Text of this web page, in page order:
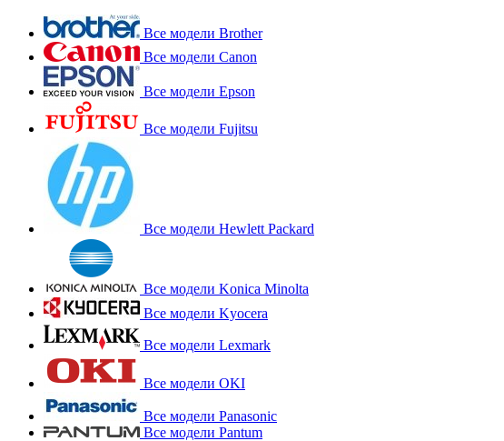
Все модели Brother
Все модели Canon
Все модели Epson
Все модели Fujitsu
Все модели Hewlett Packard
Все модели Konica Minolta
Все модели Kyocera
Все модели Lexmark
Все модели OKI
Все модели Panasonic
Все модели Pantum